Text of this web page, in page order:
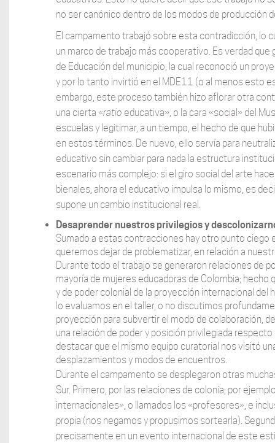
no ser canónico dentro de los modos de producción
El campamento trabajó sobre esta contradicción, lo
un marco de trabajo más cooperativo. Es verdad
de Educación del municipio, la cual reconoció un
y por lo tanto invirtió en el MDE11 (o al menos esto
embargo, este proceso también hizo aflorar otra
una cierta «ratio educativa», o la cara «social» del
escuelas y legitimar, a un tiempo, el hecho de que
en estos términos. De nuevo, ello servía para
educativo sin cambiar para nada la estructura
escenario más complejo: si el giro social del arte
bienales, ahora el educativo impulsa lo mismo, es
supone un cambio institucional real.
Desaprender nuestros privilegios y
Sumado a estas contracciones hay otro punto ciego
queremos dejar de problematizar, en relación a
Durante todo el trabajo se generaron relaciones de
mayoría de mujeres educadoras de Colombia;
y de poder colonial de la proyección internacional del
lo evaluamos en el taller, o no discutimos
proyección para subvertir el modo de colaboración,
una relación de poder y posición privilegiada
destacar que el mismo equipo curatorial nos visitó
desplazamientos y modos de encuentros.
Durante el campamento se desplegaron otras
Sur. Primero, por las relaciones de colonia; por
internacionales», o llamados los «profesores», e
propia (nos negamos y propusimos sortearla).
precisamente en un evento internacional de este